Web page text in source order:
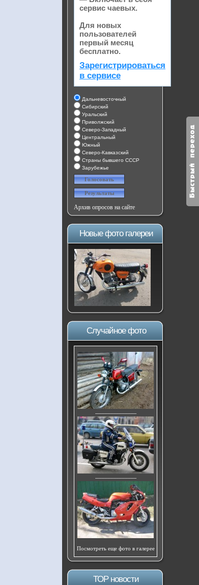
сервис чаевых.
Для новых
пользователей
первый месяц
бесплатно.
Зарегистрироваться
в сервисе
Дальневосточный
Сибирский
Уральский
Приволжский
Северо-Западный
Центральный
Южный
Северо-Кавказский
Страны бывшего СССР
Зарубежье
Архив опросов на сайте
Новые фото галереи
Случайное фото
---------------------------
---------------------------
Посмотреть еще фото в галерее
ТОР новости